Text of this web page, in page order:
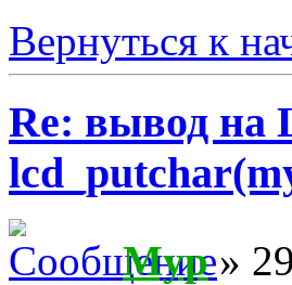
Вернуться к
Re: вывод на
Myp»